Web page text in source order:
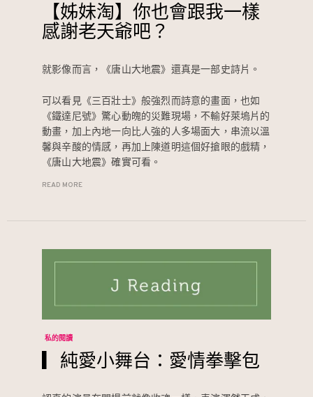
【姊妹淘】你也會跟我一樣
感謝老天爺吧？
就影像而言，《唐山大地震》還真是一部史詩片。
可以看見《三百壯士》般強烈而詩意的畫面，也如
《鐵達尼號》驚心動魄的災難現場，不輸好萊塢片的
動畫，加上內地一向比人強的人多場面大，串流以溫
馨與辛酸的情感，再加上陳道明這個好搶眼的戲精，
《唐山大地震》確實可看。
READ MORE
私的閱讀
▎純愛小舞台：愛情拳擊包